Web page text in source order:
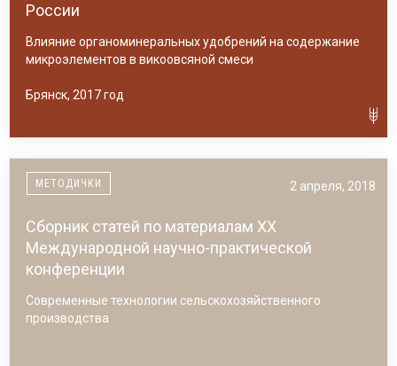
России
Влияние органоминеральных удобрений на содержание
микроэлементов в викоовсяной смеси
Брянск, 2017 год
МЕТОДИЧКИ 2 апреля, 2018
Сборник статей по материалам ХХ
Международной научно-практической
конференции
Современные технологии сельскохозяйственного
производства